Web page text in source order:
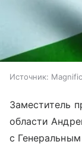
Источник: Magnific
Заместитель
области
с